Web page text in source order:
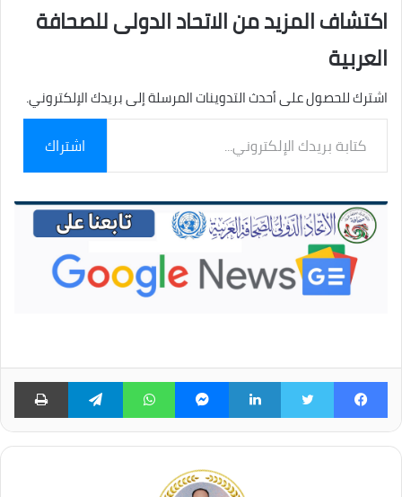
اكتشاف المزيد من الاتحاد الدولى للصحافة
العربية
اشترك للحصول على أحدث التدوينات المرسلة إلى بريدك الإلكتروني.
بريدك
الإلكتروني...
اشتراك
فيسبوك لينكدإن ماسنجر واتساب تيلقرام